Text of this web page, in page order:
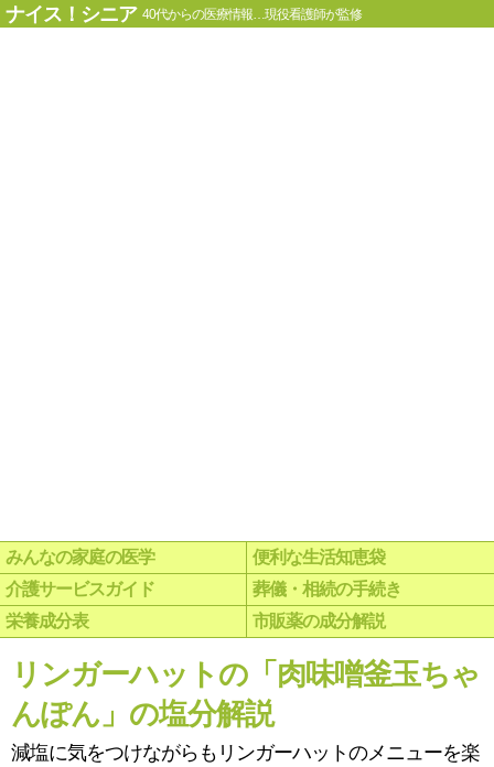
ナイス！シニア 40代からの医療情報…現役看護師が監修
みんなの家庭の医学
便利な生活知恵袋
介護サービスガイド
葬儀・相続の手続き
栄養成分表
市販薬の成分解説
リンガーハットの「肉味噌釜玉ちゃ
んぽん」の塩分解説
減塩に気をつけながらもリンガーハットのメニューを楽